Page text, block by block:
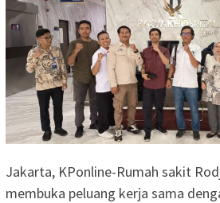
Jakarta, KPonline-Rumah sakit
membuka peluang kerja sama